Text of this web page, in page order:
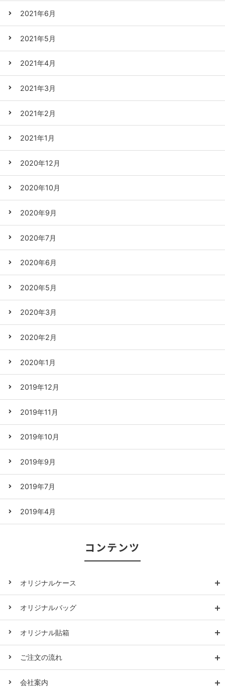
2021年6月
2021年5月
2021年4月
2021年3月
2021年2月
2021年1月
2020年12月
2020年10月
2020年9月
2020年7月
2020年6月
2020年5月
2020年3月
2020年2月
2020年1月
2019年12月
2019年11月
2019年10月
2019年9月
2019年7月
2019年4月
コンテンツ
オリジナルケース
オリジナルバッグ
オリジナル貼箱
ご注文の流れ
会社案内